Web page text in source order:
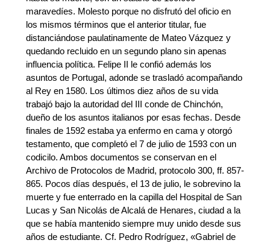
maravedíes. Molesto porque no disfrutó del oficio en
los mismos términos que el anterior titular, fue
distanciándose paulatinamente de Mateo Vázquez y
quedando recluido en un segundo plano sin apenas
influencia política. Felipe II le confió además los
asuntos de Portugal, adonde se trasladó acompañando
al Rey en 1580. Los últimos diez años de su vida
trabajó bajo la autoridad del III conde de Chinchón,
dueño de los asuntos italianos por esas fechas. Desde
finales de 1592 estaba ya enfermo en cama y otorgó
testamento, que completó el 7 de julio de 1593 con un
codicilo. Ambos documentos se conservan en el
Archivo de Protocolos de Madrid, protocolo 300, ff. 857-
865. Pocos días después, el 13 de julio, le sobrevino la
muerte y fue enterrado en la capilla del Hospital de San
Lucas y San Nicolás de Alcalá de Henares, ciudad a la
que se había mantenido siempre muy unido desde sus
años de estudiante. Cf. Pedro Rodríguez, «Gabriel de